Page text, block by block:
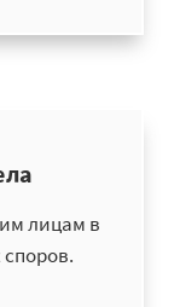
лицам в